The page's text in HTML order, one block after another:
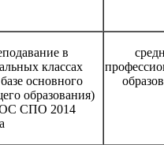
в
классах
основного
образования)
СПО 2014